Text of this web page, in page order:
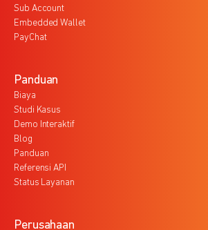
Sub Account
Embedded Wallet
PayChat
Panduan
Biaya
Studi Kasus
Demo Interaktif
Blog
Panduan
Referensi API
Status Layanan
Perusahaan